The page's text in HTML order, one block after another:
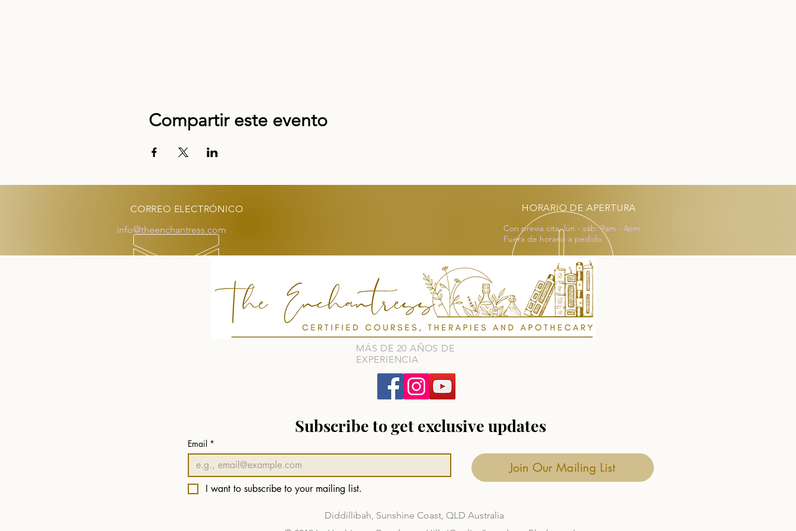
Las reservas son esenciales: solo hay 20 espacios disponibles, por lo que primero se atiende.
Con amor y gratitud
Compartir este evento
CORREO ELECTRÓNICO
info@theenchantress.com
HORARIO DE APERTURA
Con previa cita, lun - sáb: 9am - 4pm
Fuera de horario a pedido
MÁS DE 20 AÑOS DE
EXPERIENCIA
Subscribe to get exclusive updates
Email *
Join Our Mailing List
I want to subscribe to your mailing list.
Diddillibah, Sunshine Coast, QLD Australia